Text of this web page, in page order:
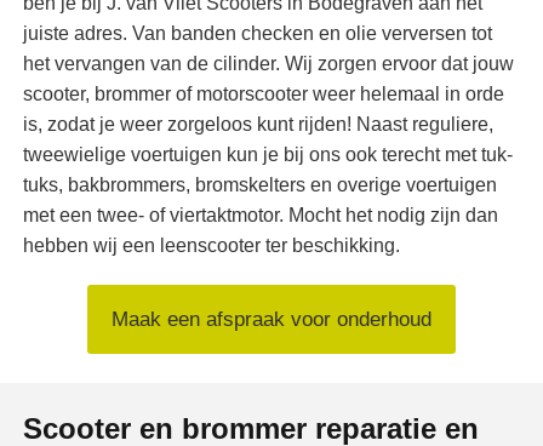
juiste adres. Van banden checken en olie verversen tot
het vervangen van de cilinder. Wij zorgen ervoor dat jouw
scooter, brommer of motorscooter weer helemaal in orde
is, zodat je weer zorgeloos kunt rijden! Naast reguliere,
tweewielige voertuigen kun je bij ons ook terecht met tuk-
tuks, bakbrommers, bromskelters en overige voertuigen
met een twee- of viertaktmotor. Mocht het nodig zijn dan
hebben wij een leenscooter ter beschikking.
Maak een afspraak voor onderhoud
Scooter en brommer reparatie en